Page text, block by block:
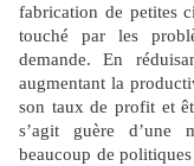
fabrication de petites
touché par les
demande. En
augmentant la
son taux de profit et
s’agit guère d’une
beaucoup de